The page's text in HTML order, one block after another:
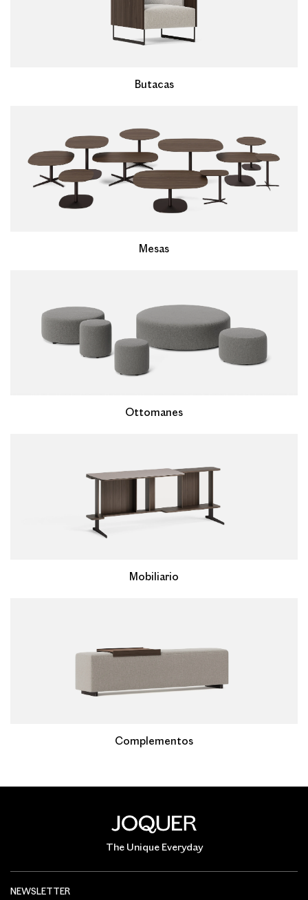
Butacas
Mesas
Ottomanes
Mobiliario
Complementos
The Unique Everyday
NEWSLETTER